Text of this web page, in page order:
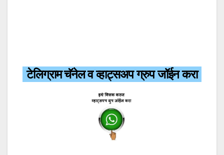
टेलिग्राम चॅनेल व व्हाट्सअप ग्रुप जॉईन करा